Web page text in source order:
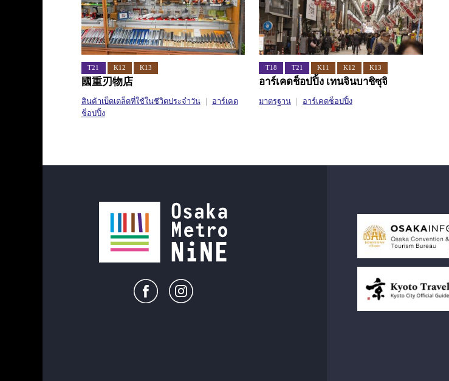
T21 K12 K13
國重刃物店
สินค้าเบ็ดเตล็ดที่ใช้ในชีวิตประจำวัน
อาร์เคด
ช็อปปิ้ง
T18 T21 K11 K12 K13
อาร์เคดช็อปปิ้ง เทนจินบาชิซุจิ
มาตรฐาน อาร์เคดช็อปปิ้ง